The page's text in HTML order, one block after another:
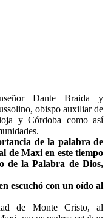
Dante Braida y
obispo auxiliar de
y Córdoba como así
de la palabra de
de Maxi en este tiempo
de la Palabra de Dios,
escuchó con un oído al
de Monte Cristo, al